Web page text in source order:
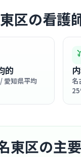
区の看護
的
愛知県平均
名
東区の主